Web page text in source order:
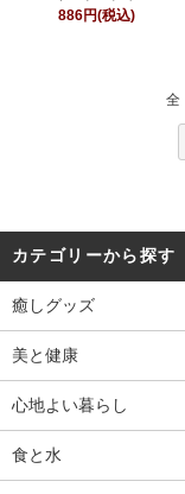
886円(税込)
全
カテゴリーから探す
癒しグッズ
美と健康
心地よい暮らし
食と水